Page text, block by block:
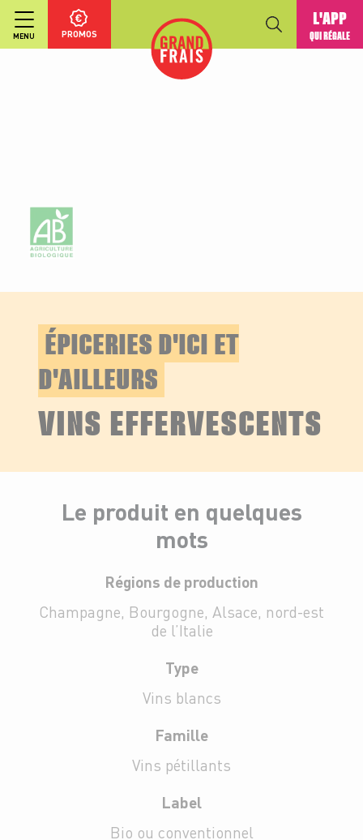
MENU PROMOS
L'APP
QUI RÉGALE
ÉPICERIES D'ICI ET
D'AILLEURS
VINS EFFERVESCENTS
Le produit en quelques
mots
Régions de production
Champagne, Bourgogne, Alsace, nord-est
de l’Italie
Famille
Vins pétillants
Type
Vins blancs
Label
Bio ou conventionnel